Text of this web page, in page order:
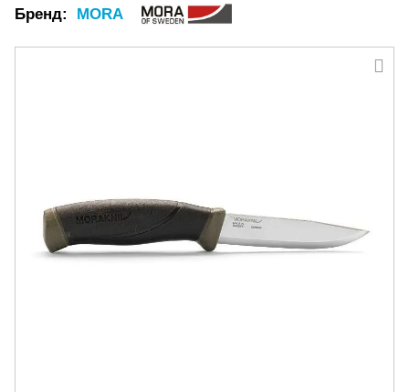
Бренд: MORA